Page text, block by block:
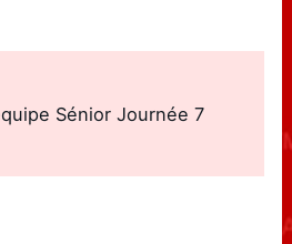
Sénior Journée 7